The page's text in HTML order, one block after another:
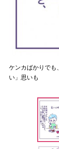
ケンカばかりで
い」思いも